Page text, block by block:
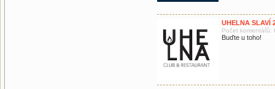
UHELNA SLAVÍ
Počet komentářů:
Buďte u toho!